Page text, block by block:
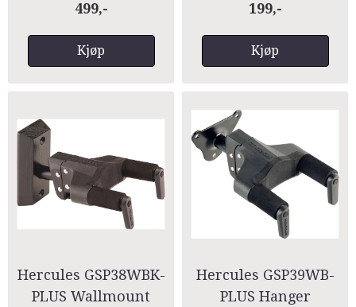
499,-
Kjøp
199,-
Kjøp
Hercules GSP38WBK-
PLUS Wallmount
Hercules GSP39WB-
PLUS Hanger